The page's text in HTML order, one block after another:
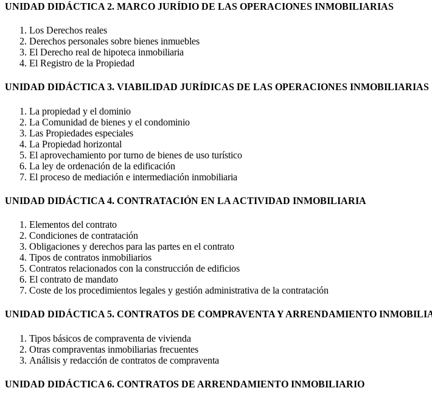
UNIDAD DIDÁCTICA 2. MARCO JURÍDIO DE LAS OPERACIONES INMOBILIARIAS
Los Derechos reales
Derechos personales sobre bienes inmuebles
El Derecho real de hipoteca inmobiliaria
El Registro de la Propiedad
UNIDAD DIDÁCTICA 3. VIABILIDAD JURÍDICAS DE LAS OPERACIONES INMOBILIARIAS
La propiedad y el dominio
La Comunidad de bienes y el condominio
Las Propiedades especiales
La Propiedad horizontal
El aprovechamiento por turno de bienes de uso turístico
La ley de ordenación de la edificación
El proceso de mediación e intermediación inmobiliaria
UNIDAD DIDÁCTICA 4. CONTRATACIÓN EN LA ACTIVIDAD INMOBILIARIA
Elementos del contrato
Condiciones de contratación
Obligaciones y derechos para las partes en el contrato
Tipos de contratos inmobiliarios
Contratos relacionados con la construcción de edificios
El contrato de mandato
Coste de los procedimientos legales y gestión administrativa de la contratación
UNIDAD DIDÁCTICA 5. CONTRATOS DE COMPRAVENTA Y ARRENDAMIENTO
Tipos básicos de compraventa de vivienda
Otras compraventas inmobiliarias frecuentes
Análisis y redacción de contratos de compraventa
UNIDAD DIDÁCTICA 6. CONTRATOS DE ARRENDAMIENTO INMOBILIARIO